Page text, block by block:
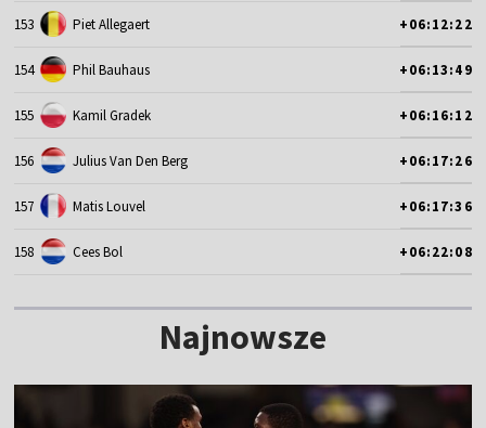
153 Piet Allegaert +06:12:22
154 Phil Bauhaus +06:13:49
155 Kamil Gradek +06:16:12
156 Julius Van Den Berg +06:17:26
157 Matis Louvel +06:17:36
158 Cees Bol +06:22:08
Najnowsze